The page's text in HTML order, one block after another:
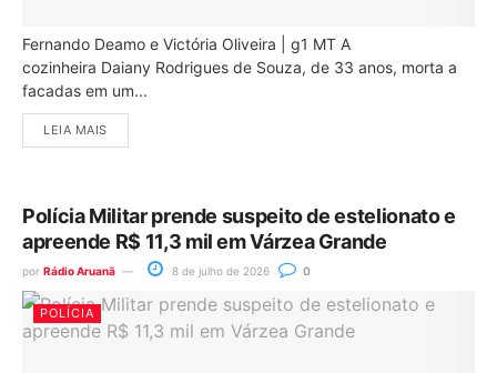
Fernando Deamo e Victória Oliveira | g1 MT A
cozinheira Daiany Rodrigues de Souza, de 33 anos, morta a
facadas em um...
LEIA MAIS
Polícia Militar prende suspeito de estelionato e
apreende R$ 11,3 mil em Várzea Grande
por Rádio Aruanã 8 de julho de 2026 0
POLÍCIA